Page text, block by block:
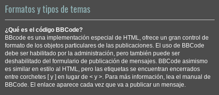
Formatos y tipos de temas
¿Qué es el código BBCode?
BBcode es una implementación especial de HTML, ofrece un gran control de
formato de los objetos particulares de las publicaciones. El uso de BBCode
debe ser habilitado por la administración, pero también puede ser
deshabilitado del formulario de publicación de mensajes. BBCode asimismo
es similar en estilo al HTML, pero las etiquetas se encuentran encerrados
entre corchetes [ y ] en lugar de < y >. Para más información, lea el manual de
BBCode. El enlace aparece cada vez que va a publicar un mensaje.